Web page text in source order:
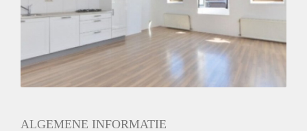
ALGEMENE INFORMATIE